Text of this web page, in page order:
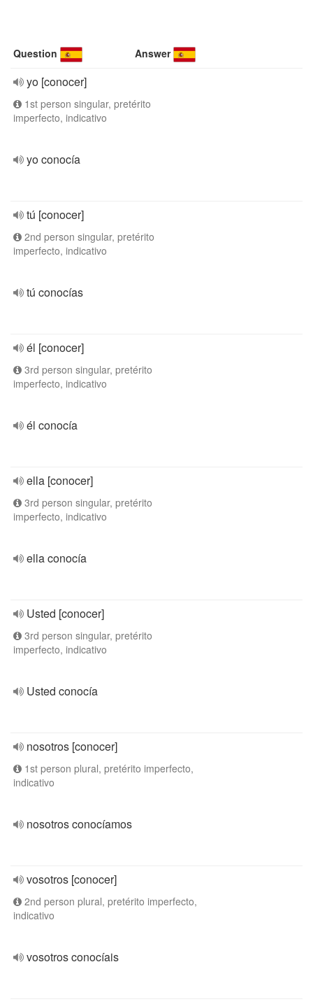
Question Answer
yo [conocer]
1st person singular, pretérito
imperfecto, indicativo
yo conocía
tú [conocer]
2nd person singular, pretérito
imperfecto, indicativo
tú conocías
él [conocer]
3rd person singular, pretérito
imperfecto, indicativo
él conocía
ella [conocer]
3rd person singular, pretérito
imperfecto, indicativo
ella conocía
Usted [conocer]
3rd person singular, pretérito
imperfecto, indicativo
Usted conocía
nosotros [conocer]
1st person plural, pretérito imperfecto,
indicativo
nosotros conocíamos
vosotros [conocer]
2nd person plural, pretérito imperfecto,
indicativo
vosotros conocíais